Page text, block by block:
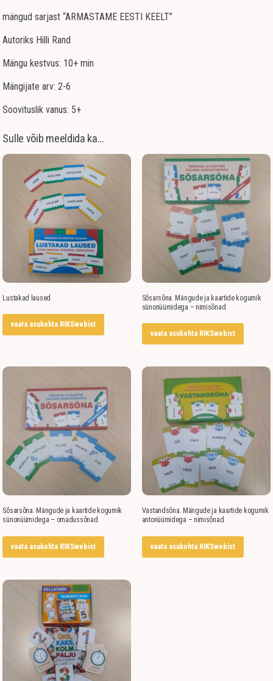
mängud sarjast “ARMASTAME EESTI KEELT”
Autoriks Hilli Rand
Mängu kestvus: 10+ min
Mängijate arv: 2-6
Soovituslik vanus: 5+
Sulle võib meeldida ka…
Lustakad laused
vaata asukohta RIKSwebist
Sõsarsõna. Mängude ja kaartide kogumik
sünonüümidega – nimisõnad
vaata asukohta RIKSwebist
Sõsarsõna. Mängude ja kaartide kogumik
sünonüümidega – omadussõnad
vaata asukohta RIKSwebist
Vastandsõna. Mängude ja kaartide kogumik
antonüümidega – nimisõnad
vaata asukohta RIKSwebist